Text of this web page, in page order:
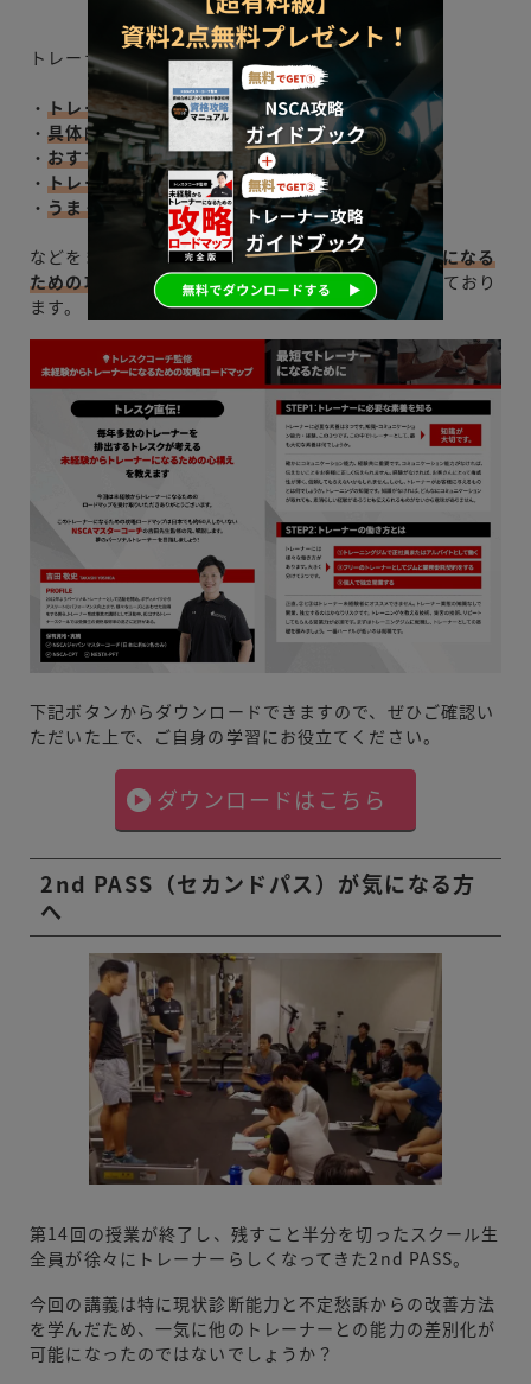
トレーナーエージェンシーでは、
・トレーナーとして必要な素養
・具体的なトレーナーの働き方
・おすすめの資格
・トレーナー資格試験の力試し模擬問題
・うまく行く人/いかない人の違い
などをまとめた「【完全版】未経験からトレーナーになる
ための攻略ガイドブック」を”無料でプレゼント“しており
ます。（内容の一部を先んじて見せちゃいます！）
下記ボタンからダウンロードできますので、ぜひご確認い
ただいた上で、ご自身の学習にお役立てください。
ダウンロードはこちら
2nd PASS（セカンドパス）が気になる方
へ
第14回の授業が終了し、残すこと半分を切ったスクール生
全員が徐々にトレーナーらしくなってきた2nd PASS。
今回の講義は特に現状診断能力と不定愁訴からの改善方法
を学んだため、一気に他のトレーナーとの能力の差別化が
可能になったのではないでしょうか？